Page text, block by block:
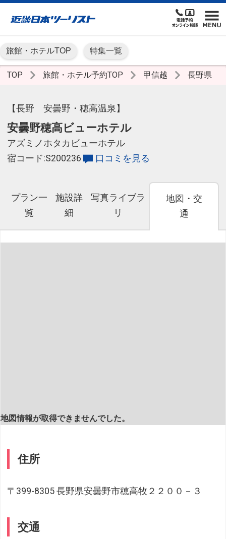
旅館・ホテルTOP 特集一覧
TOP 旅館・ホテル予約TOP 甲信越 長野県
【長野 安曇野・穂高温泉】
安曇野穂高ビューホテル
アズミノホタカビューホテル
宿コード:S200236
口コミを見る
プラン一
覧
施設詳
細
写真ライブラ
リ
地図・交
通
地図情報が取得できませんでした。
住所
〒399-8305 長野県安曇野市穂高牧２２００－３
交通